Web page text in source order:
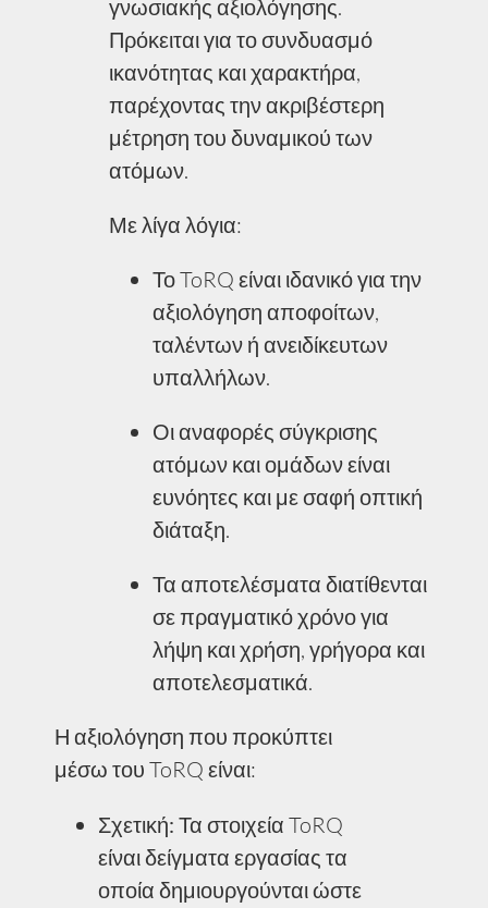
γνωσιακής αξιολόγησης.
Πρόκειται για το συνδυασμό
ικανότητας και χαρακτήρα,
παρέχοντας την ακριβέστερη
μέτρηση του δυναμικού των
ατόμων.
Με λίγα λόγια:
Το ToRQ είναι ιδανικό για την
αξιολόγηση αποφοίτων,
ταλέντων ή ανειδίκευτων
υπαλλήλων.
Οι αναφορές σύγκρισης
ατόμων και ομάδων είναι
ευνόητες και με σαφή οπτική
διάταξη.
Τα αποτελέσματα διατίθενται
σε πραγματικό χρόνο για
λήψη και χρήση, γρήγορα και
αποτελεσματικά.
Η αξιολόγηση που προκύπτει
μέσω του ToRQ είναι:
Σχετική: Τα στοιχεία ToRQ
είναι δείγματα εργασίας τα
οποία δημιουργούνται ώστε